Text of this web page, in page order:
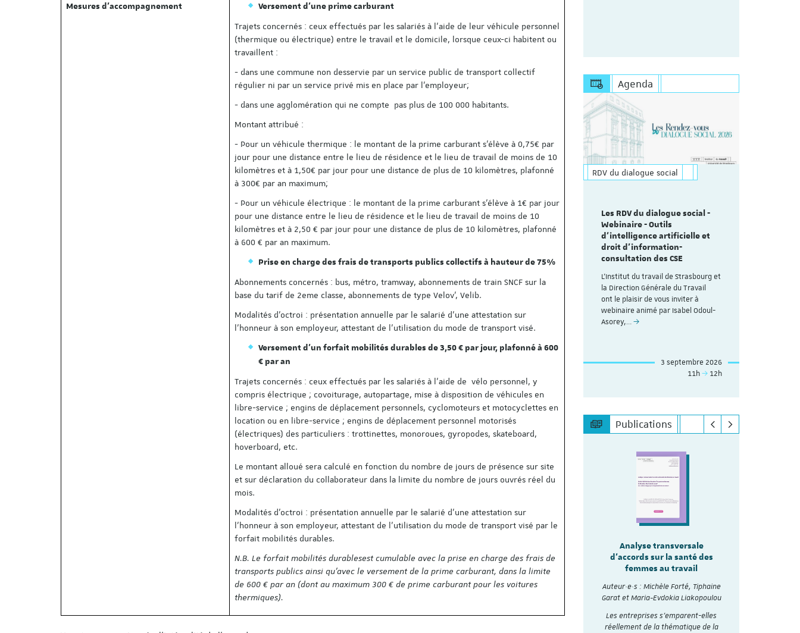
Mesures d’accompagnement
Versement d’une prime carburant
Trajets concernés : ceux effectués par les salariés à l’aide de leur véhicule personnel
(thermique ou électrique) entre le travail et le domicile, lorsque ceux-ci habitent ou
travaillent :
- dans une commune non desservie par un service public de transport collectif
régulier ni par un service privé mis en place par l'employeur;
- dans une agglomération qui ne compte pas plus de 100 000 habitants.
Montant attribué :
- Pour un véhicule thermique : le montant de la prime carburant s’élève à 0,75€ par
jour pour une distance entre le lieu de résidence et le lieu de travail de moins de 10
kilomètres et à 1,50€ par jour pour une distance de plus de 10 kilomètres, plafonné
à 300€ par an maximum;
- Pour un véhicule électrique : le montant de la prime carburant s’élève à 1€ par jour
pour une distance entre le lieu de résidence et le lieu de travail de moins de 10
kilomètres et à 2,50 € par jour pour une distance de plus de 10 kilomètres, plafonné
à 600 € par an maximum.
Prise en charge des frais de transports publics collectifs à hauteur de 75%
Abonnements concernés : bus, métro, tramway, abonnements de train SNCF sur la
base du tarif de 2eme classe, abonnements de type Velov’, Velib.
Modalités d’octroi : présentation annuelle par le salarié d’une attestation sur
l'honneur à son employeur, attestant de l'utilisation du mode de transport visé.
Versement d’un forfait mobilités durables de 3,50 € par jour, plafonné à 600
€ par an
Trajets concernés : ceux effectués par les salariés à l’aide de vélo personnel, y
compris électrique ; covoiturage, autopartage, mise à disposition de véhicules en
libre-service ; engins de déplacement personnels, cyclomoteurs et motocyclettes en
location ou en libre-service ; engins de déplacement personnel motorisés
(électriques) des particuliers : trottinettes, monoroues, gyropodes, skateboard,
hoverboard, etc.
Le montant alloué sera calculé en fonction du nombre de jours de présence sur site
et sur déclaration du collaborateur dans la limite du nombre de jours ouvrés réel du
mois.
Modalités d’octroi : présentation annuelle par le salarié d’une attestation sur
l'honneur à son employeur, attestant de l'utilisation du mode de transport visé par le
forfait mobilités durables.
N.B. Le forfait mobilités durablesestcumulable avec la prise en charge des frais de
transports publics ainsi qu’avec le versement de la prime carburant, dans la limite
de 600 € par an (dont au maximum 300 € de prime carburant pour les voitures
thermiques).
Agenda
RDV du dialogue social
Les RDV du dialogue social -
Webinaire - Outils
d’intelligence artificielle et
droit d’information-
consultation des CSE
L'Institut du travail de Strasbourg et
la Direction Générale du Travail
ont le plaisir de vous inviter à
webinaire animé par Isabel Odoul-
Asorey,…
3 septembre 2026
11h
12h
Publications
d'accords sur l'égalité
professionnelle entre les
femmes et les hommes
Analyse transversale
d'accords sur la santé des
femmes au travail
Auteur·e·s : Michèle Forté, Tiphaine
Garat et Maria-Evdokia Liakopoulou
Les entreprises s’emparent-elles
réellement de la thématique de la